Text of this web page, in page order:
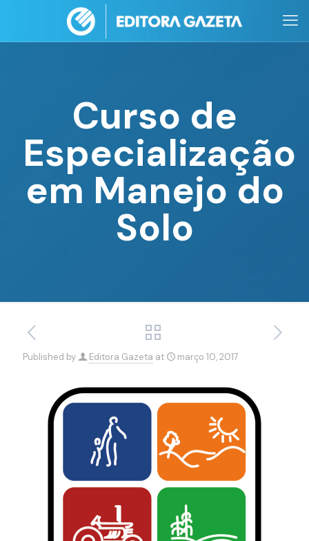
Curso de
Especialização
em Manejo do
Solo
Published by Editora Gazeta at março 10, 2017